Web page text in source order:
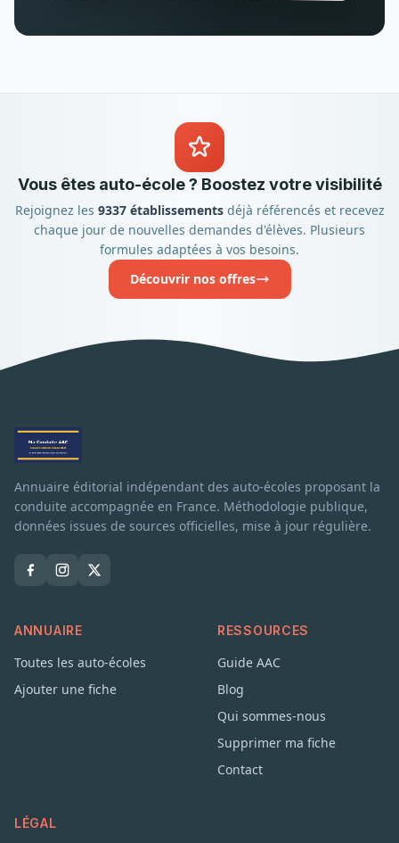
Vous êtes auto-école ? Boostez votre visibilité
Rejoignez les 9337 établissementsdéjà référencés et recevez
chaque jour de nouvelles demandes d'élèves. Plusieurs
formules adaptées à vos besoins.
Découvrir nos offres
Annuaire éditorial indépendant des auto-écoles proposant la
conduite accompagnée en France. Méthodologie publique,
données issues de sources officielles, mise à jour régulière.
ANNUAIRE
Toutes les auto-écoles
Ajouter une fiche
RESSOURCES
Guide AAC
Blog
Qui sommes-nous
Supprimer ma fiche
Contact
LÉGAL